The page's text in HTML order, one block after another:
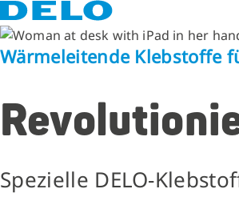
Wärmeleitende Klebstoffe
Spezielle DELO-